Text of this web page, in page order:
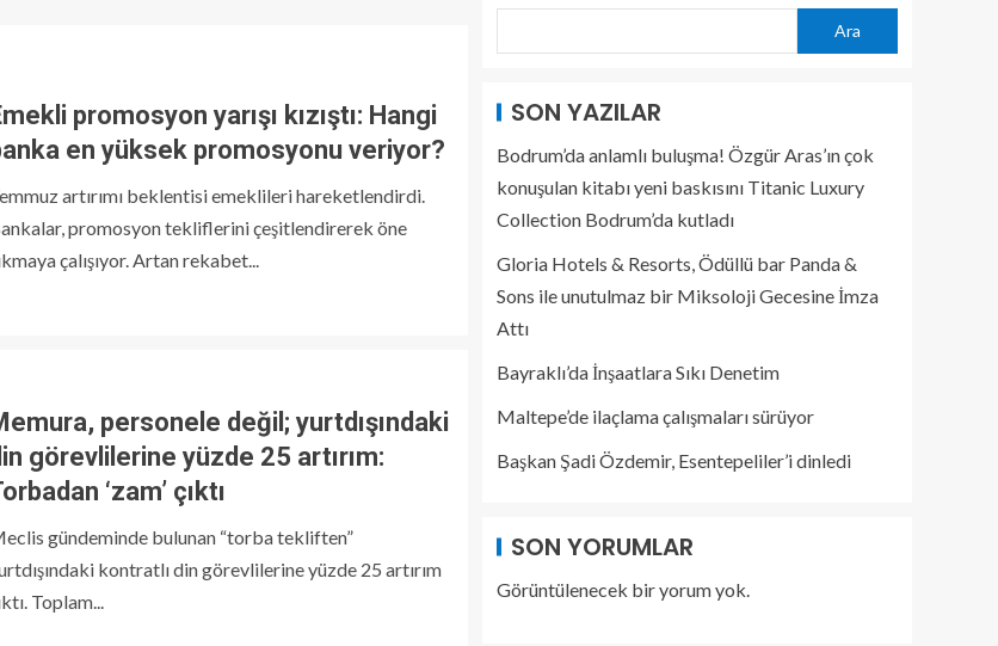
promosyon yarışı kızıştı: Hangi
en yüksek promosyonu veriyor?
artırımı beklentisi emeklileri hareketlendirdi.
promosyon tekliflerini çeşitlendirerek öne
çalışıyor. Artan rekabet...
personele değil; yurtdışındaki
görevlilerine yüzde 25 artırım:
‘zam’ çıktı
gündeminde bulunan “torba tekliften”
kontratlı din görevlilerine yüzde 25 artırım
Toplam...
Ara
SON YAZILAR
Bodrum’da anlamlı buluşma! Özgür Aras’ın çok
konuşulan kitabı yeni baskısını Titanic Luxury
Collection Bodrum’da kutladı
Gloria Hotels & Resorts, Ödüllü bar Panda &
Sons ile unutulmaz bir Miksoloji Gecesine İmza
Attı
Bayraklı’da İnşaatlara Sıkı Denetim
Maltepe’de ilaçlama çalışmaları sürüyor
Başkan Şadi Özdemir, Esentepeliler’i dinledi
SON YORUMLAR
Görüntülenecek bir yorum yok.